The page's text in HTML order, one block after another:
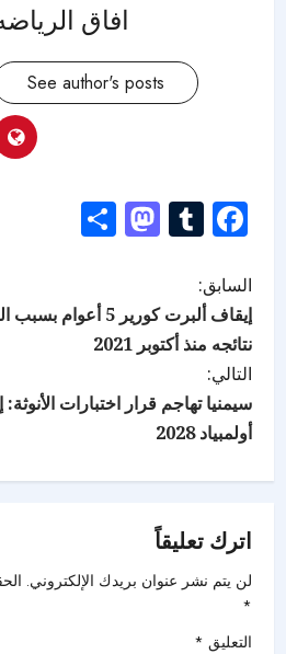
افاق
See author's posts
Facebook
Tumblr
Mastodon
السابق:
إيقاف ألبرت كورير
نتائجه منذ أكتوبر 2021
التالي:
سيمنيا تهاجم قرار اختبارات
أولمبياد 2028
اترك تعليقاً
لن يتم نشر عنوان بريدك الإلكتروني.
*
التعليق *